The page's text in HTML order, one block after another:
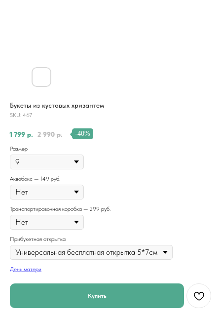
Букеты из кустовых хризантем
SKU: 467
1 799 р. 2 990 р. -40%
Размер
Аквабокс — 149 руб.
Транспортировочная коробка — 299 руб.
Прибукетная открытка
День матери
Купить